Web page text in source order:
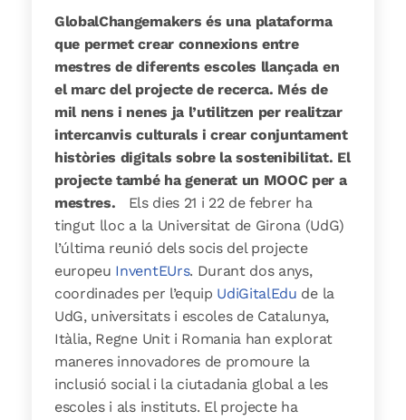
GlobalChangemakers és una plataforma
que permet crear connexions entre
mestres de diferents escoles llançada en
el marc del projecte de recerca. Més de
mil nens i nenes ja l’utilitzen per realitzar
intercanvis culturals i crear conjuntament
històries digitals sobre la sostenibilitat. El
projecte també ha generat un MOOC per a
mestres.
Els dies 21 i 22 de febrer ha
tingut lloc a la Universitat de Girona (UdG)
l’última reunió dels socis del projecte
europeu InventEUrs. Durant dos anys,
coordinades per l’equip UdiGitalEdu de la
UdG, universitats i escoles de Catalunya,
Itàlia, Regne Unit i Romania han explorat
maneres innovadores de promoure la
inclusió social i la ciutadania global a les
escoles i als instituts. El projecte ha